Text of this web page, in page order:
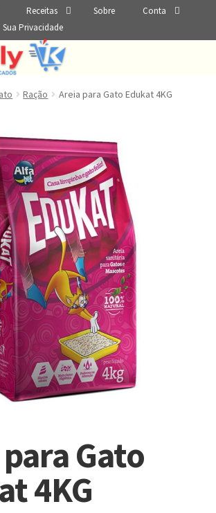
Receitas Sobre
Conta
Sua Privacidade
Ração Areia para Gato Edukat 4KG
Gato
4KG